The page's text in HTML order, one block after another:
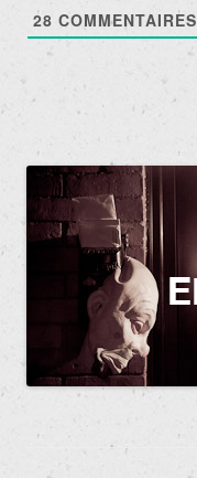
28 COMMENTAIRES